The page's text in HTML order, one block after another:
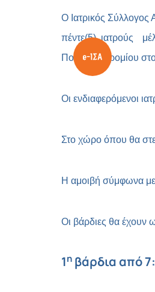
Ο Ιατρικός
πέντε(5) ιατρούς
Ποδηλατοδρομίου
Οι ενδιαφερόμενοι
Στο χώρο όπου θα
Η αμοιβή σύμφωνα με
Οι βάρδιες θα έχουν
1η βάρδια από